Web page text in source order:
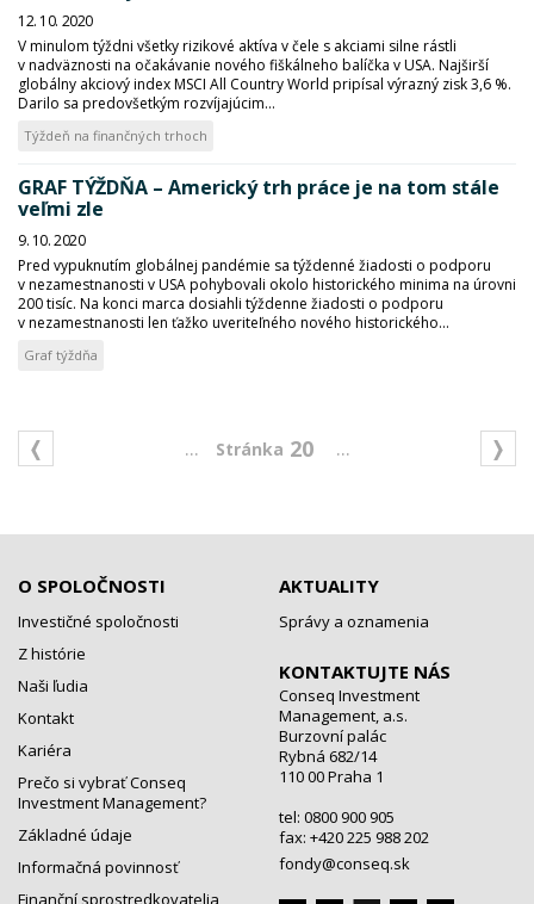
12. 10. 2020
V minulom týždni všetky rizikové aktíva v čele s akciami silne rástli
v nadväznosti na očakávanie nového fiškálneho balíčka v USA. Najširší
globálny akciový index MSCI All Country World pripísal výrazný zisk 3,6 %.
Darilo sa predovšetkým rozvíjajúcim...
Týždeň na finančných trhoch
GRAF TÝŽDŇA – Americký trh práce je na tom stále
veľmi zle
9. 10. 2020
Pred vypuknutím globálnej pandémie sa týždenné žiadosti o podporu
v nezamestnanosti v USA pohybovali okolo historického minima na úrovni
200 tisíc. Na konci marca dosiahli týždenne žiadosti o podporu
v nezamestnanosti len ťažko uveriteľného nového historického...
Graf týždňa
... 20 ...
O SPOLOČNOSTI
Investičné spoločnosti
Z histórie
Naši ľudia
Kontakt
Kariéra
Prečo si vybrať Conseq
Investment Management?
Základné údaje
Informačná povinnosť
Finanční sprostredkovatelia
AKTUALITY
Správy a oznamenia
KONTAKTUJTE NÁS
Conseq Investment
Management, a.s.
Burzovní palác
Rybná 682/14
110 00 Praha 1
tel: 0800 900 905
fax: +420 225 988 202
fondy@conseq.sk